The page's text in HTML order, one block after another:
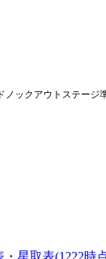
ノックアウトステージ
星取表(1222時